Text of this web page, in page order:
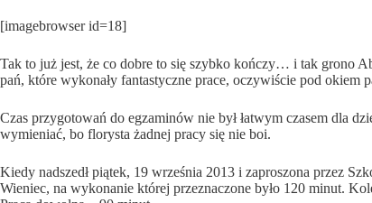
[imagebrowser id=18]
Tak to już jest, że co dobre to się szybko kończy… i tak grono
pań, które wykonały fantastyczne prace, oczywiście pod okiem
Czas przygotowań do egzaminów nie był łatwym czasem dla
wymieniać, bo florysta żadnej pracy się nie boi.
Kiedy nadszedł piątek, 19 września 2013 i zaproszona przez
Wieniec, na wykonanie której przeznaczone było 120 minut.